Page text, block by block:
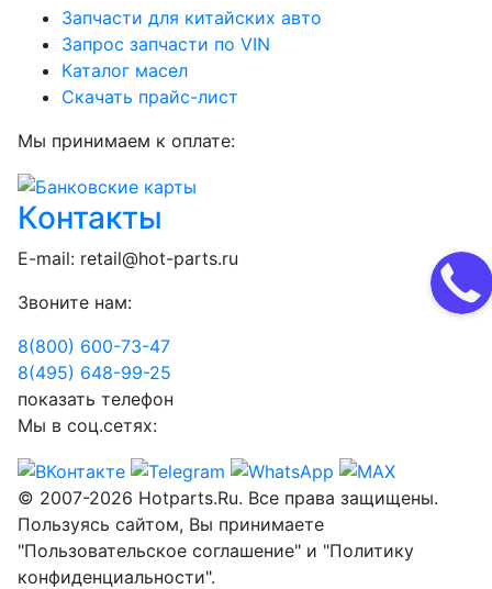
Запчасти для китайских авто
Запрос запчасти по VIN
Каталог масел
Скачать прайс-лист
Мы принимаем к оплате:
Контакты
E-mail: retail@hot-parts.ru
Звоните нам:
8(800) 600-73-47
8(495) 648-99-25
показать телефон
Мы в соц.сетях:
© 2007-2026 Hotparts.Ru. Все права защищены.
Пользуясь сайтом, Вы принимаете
"Пользовательское соглашение" и "Политику
конфиденциальности".